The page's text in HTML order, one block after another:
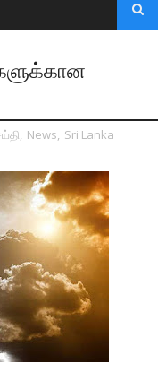
, News, Sri Lanka